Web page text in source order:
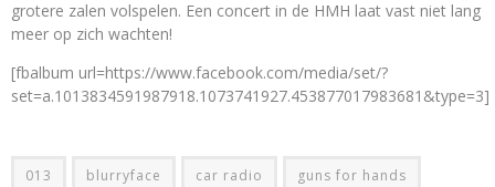
grotere zalen volspelen. Een concert in de HMH laat vast niet lang
meer op zich wachten!
[fbalbum url=https://www.facebook.com/media/set/?
set=a.1013834591987918.1073741927.453877017983681&type=3]
013 blurryface car radio guns for hands